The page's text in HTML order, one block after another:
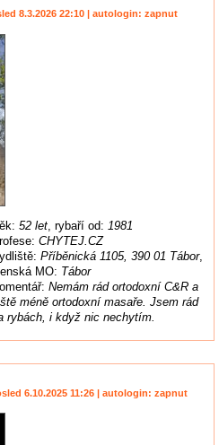
8.3.2026 22:10 | autologin: zapnut
52 let, rybaří od: 1981
CHYTEJ.CZ
Příběnická 1105, 390 01 Tábor,
MO: Tábor
Nemám rád ortodoxní C&R a
méně ortodoxní masaře. Jsem rád
rybách, i když nic nechytím.
6.10.2025 11:26 | autologin: zapnut